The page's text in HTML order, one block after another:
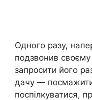
Одного разу,
подзвонив своєму
запросити його
дачу —
поспілкуватися,